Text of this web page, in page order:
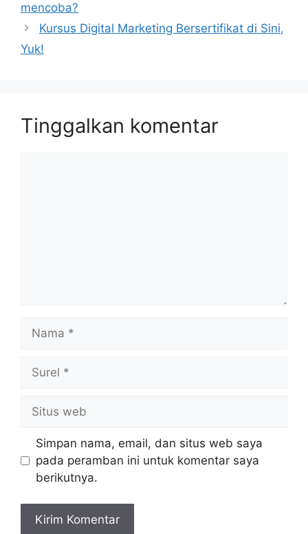
mencoba?
Kursus Digital Marketing Bersertifikat di Sini,
Yuk!
Tinggalkan komentar
web
Simpan nama, email, dan situs web saya
pada peramban ini untuk komentar saya
berikutnya.